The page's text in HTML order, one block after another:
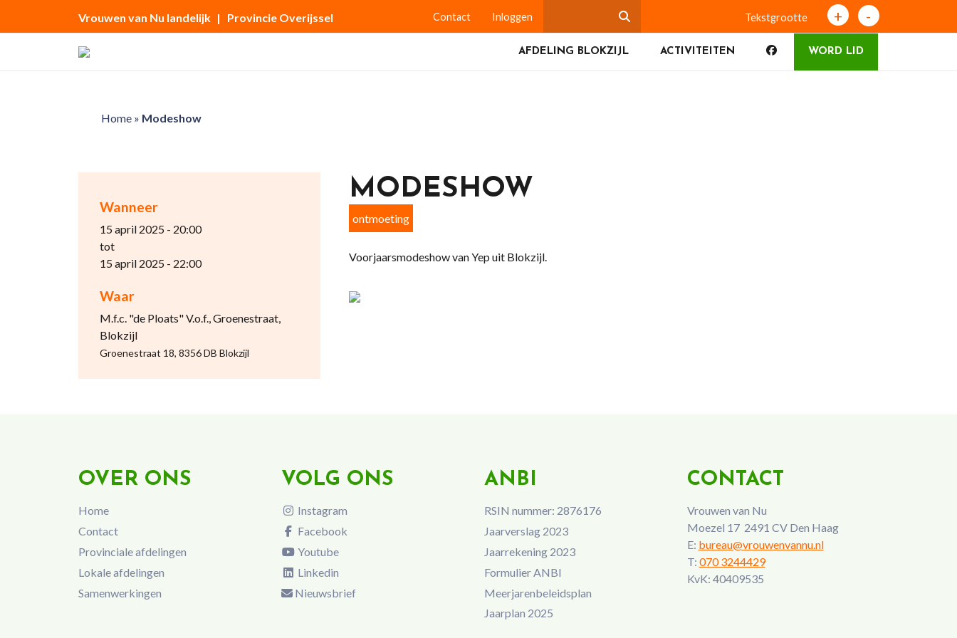
Vrouwen van Nu landelijk | Provincie Overijssel Contact Inloggen Tekstgrootte + -
AFDELING BLOKZIJL ACTIVITEITEN WORD LID
Home» Modeshow
Wanneer
15 april 2025 - 20:00
tot
15 april 2025 - 22:00
Waar
M.f.c. "de Ploats" V.o.f., Groenestraat,
Blokzijl
Groenestraat 18, 8356 DB Blokzijl
MODESHOW
ontmoeting
Voorjaarsmodeshow van Yep uit Blokzijl.
OVER ONS
Home
Contact
Provinciale afdelingen
Lokale afdelingen
Samenwerkingen
VOLG ONS
Instagram
Facebook
Youtube
Linkedin
Nieuwsbrief
ANBI
RSIN nummer: 2876176
Jaarverslag 2023
Jaarrekening 2023
Formulier ANBI
Meerjarenbeleidsplan
Jaarplan 2025
CONTACT
Vrouwen van Nu
Moezel 17 2491 CV Den Haag
E: bureau@vrouwenvannu.nl
T: 070 3244429
KvK: 40409535